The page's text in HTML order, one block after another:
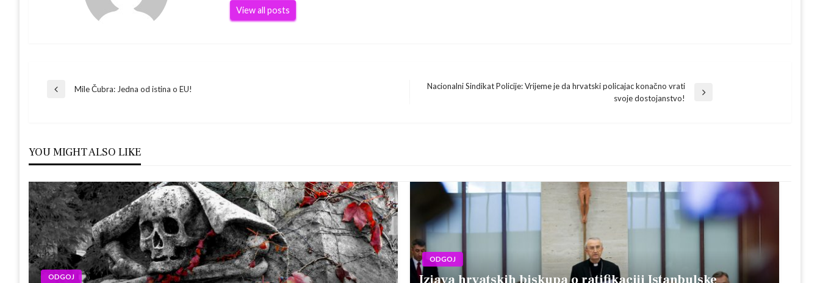
View all posts
Navigacija
Previous
Mile Čubra‎: Jedna od istina o EU!
Nacionalni Sindikat Policije: Vrijeme je da hrvatski policajac konačno vrati
svoje dostojanstvo!
YOU MIGHT ALSO LIKE
ODGOJ
ODGOJ
Izjava hrvatskih biskupa o ratifikaciji Istanbulske